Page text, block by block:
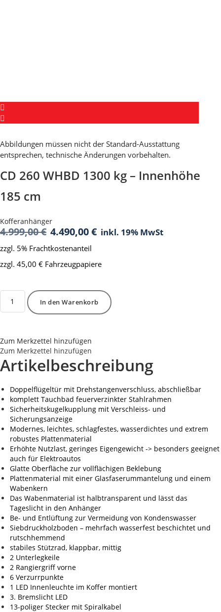
Abbildungen müssen nicht der Standard-Ausstattung
entsprechen, technische Änderungen vorbehalten.
CD 260 WHBD 1300 kg – Innenhöhe
185 cm
Kofferanhänger
4.999,00€ Ursprünglicher
Preis
war:
4.999,00 €
4.490,00€ Aktueller
4.490,00 €.
inkl. 19% MwSt
zzgl. 5% Frachtkostenanteil
zzgl. 45,00 € Fahrzeugpapiere
CD
WHBD
-
Innenhöhe
185
cm
In den Warenkorb
Zum Merkzettel hinzufügen
Zum Merkzettel hinzufügen
Artikelbeschreibung
Doppelflügeltür mit Drehstangenverschluss, abschließbar
komplett Tauchbad feuerverzinkter Stahlrahmen
Sicherheitskugelkupplung mit Verschleiss- und
Sicherungsanzeige
Modernes, leichtes, schlagfestes, wasserdichtes und extrem
robustes Plattenmaterial
Erhöhte Nutzlast, geringes Eigengewicht -> besonders geeignet
auch für Elektroautos
Glatte Oberfläche zur vollflächigen Beklebung
Plattenmaterial mit einer Glasfaserummantelung und einem
Wabenkern
Das Wabenmaterial ist halbtransparent und lässt das
Tageslicht in den Anhänger
Be- und Entlüftung zur Vermeidung von Kondenswasser
Siebdruckholzboden – mehrfach wasserfest beschichtet und
rutschhemmend
stabiles Stützrad, klappbar, mittig
2 Unterlegkeile
2 Rangiergriff vorne
6 Verzurrpunkte
1 LED Innenleuchte im Koffer montiert
3. Bremslicht LED
13-poliger Stecker mit Spiralkabel